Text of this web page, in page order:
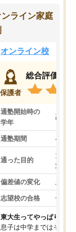
ライン家庭
オンライン校
保護者
総合評価
通塾開始時の
学年
高3
通塾期間 4ヵ月
通った目的
大学
対策
偏差値の変化
志望校の合格 合格
東大生ってやっぱりすご
息子は中学まではそこそ